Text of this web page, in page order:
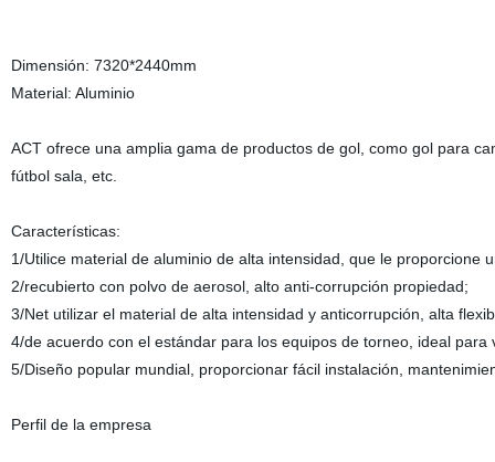
Dimensión: 7320*2440mm
Material: Aluminio
ACT ofrece una amplia gama de productos de gol, como gol para
fútbol sala, etc.
Características:
1/Utilice material de aluminio de alta intensidad, que le
2/recubierto con polvo de aerosol, alto anti-corrupción propiedad;
3/Net utilizar el material de alta intensidad y anticorrupción, alta
4/de acuerdo con el estándar para los equipos de torneo, ideal para
5/Diseño popular mundial, proporcionar fácil instalación,
Perfil de la empresa